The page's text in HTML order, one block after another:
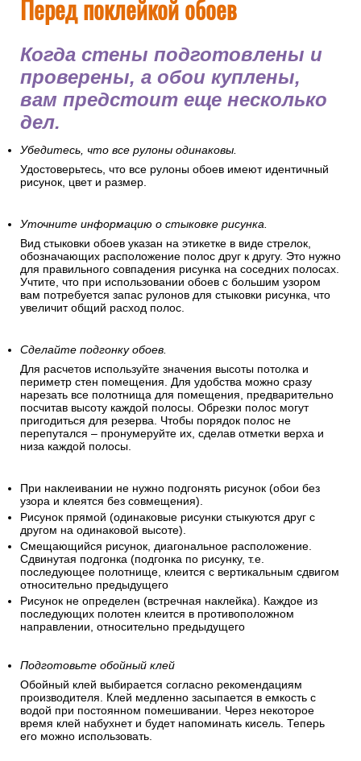
Перед поклейкой обоев
Когда стены подготовлены и
проверены, а обои куплены,
вам предстоит еще несколько
дел.
Убедитесь, что все рулоны одинаковы.
Удостоверьтесь, что все рулоны обоев имеют идентичный
рисунок, цвет и размер.
Уточните информацию о стыковке рисунка.
Вид стыковки обоев указан на этикетке в виде стрелок,
обозначающих расположение полос друг к другу. Это нужно
для правильного совпадения рисунка на соседних полосах.
Учтите, что при использовании обоев с большим узором
вам потребуется запас рулонов для стыковки рисунка, что
увеличит общий расход полос.
Сделайте подгонку обоев.
Для расчетов используйте значения высоты потолка и
периметр стен помещения. Для удобства можно сразу
нарезать все полотнища для помещения, предварительно
посчитав высоту каждой полосы. Обрезки полос могут
пригодиться для резерва. Чтобы порядок полос не
перепутался – пронумеруйте их, сделав отметки верха и
низа каждой полосы.
При наклеивании не нужно подгонять рисунок (обои без
узора и клеятся без совмещения).
Рисунок прямой (одинаковые рисунки стыкуются друг с
другом на одинаковой высоте).
Смещающийся рисунок, диагональное расположение.
Сдвинутая подгонка (подгонка по рисунку, т.е.
последующее полотнище, клеится с вертикальным сдвигом
относительно предыдущего
Рисунок не определен (встречная наклейка). Каждое из
последующих полотен клеится в противоположном
направлении, относительно предыдущего
Подготовьте обойный клей
Обойный клей выбирается согласно рекомендациям
производителя. Клей медленно засыпается в емкость с
водой при постоянном помешивании. Через некоторое
время клей набухнет и будет напоминать кисель. Теперь
его можно использовать.